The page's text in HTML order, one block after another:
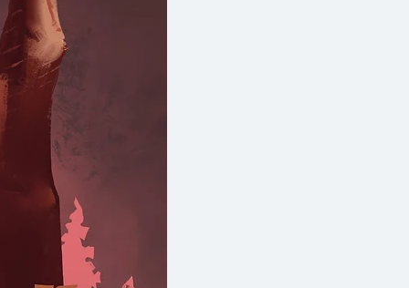
นความตั้งใจให้เป็นนิสัยที่ถาวร
รื่องราวสร้างแรงบันดาลใจ
บุคคลระดับโลกที่ใช้เทคนิค
ของตัวเอง
บอกให้คุณสะกดกั้นอารมณ์ แต่
คุณตอบสนองต่อโลก เพื่อให้
ติ มีความสุขกับความสัมพันธ์
ามเป้าหมายที่วางไว้
ธี "รู้สึก" คุณจะเปลี่ยนวิธี "ใช้